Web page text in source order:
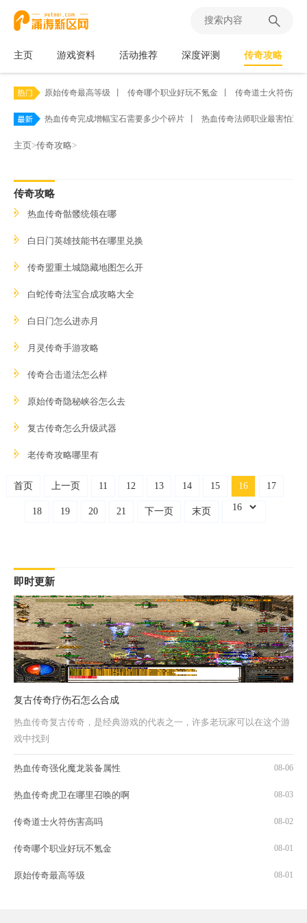
主页 游戏资料 活动推荐 深度评测 传奇攻略
原始传奇最高等级 传奇哪个职业好玩不氪金 传奇道士火符伤害
热血传奇完成增幅宝石需要多少个碎片 热血传奇法师职业最害怕遭
主页>传奇攻略>
传奇攻略
热血传奇骷髅统领在哪
白日门英雄技能书在哪里兑换
传奇盟重土城隐藏地图怎么开
白蛇传奇法宝合成攻略大全
白日门怎么进赤月
月灵传奇手游攻略
传奇合击道法怎么样
原始传奇隐秘峡谷怎么去
复古传奇怎么升级武器
老传奇攻略哪里有
首页 上一页 11 12 13 14 15 16 17
18 19 20 21 下一页 末页
即时更新
复古传奇疗伤石怎么合成
热血传奇复古传奇，是经典游戏的代表之一，许多老玩家可以在这个游
戏中找到
热血传奇强化魔龙装备属性 08-06
热血传奇虎卫在哪里召唤的啊 08-03
传奇道士火符伤害高吗 08-02
传奇哪个职业好玩不氪金 08-01
原始传奇最高等级 08-01